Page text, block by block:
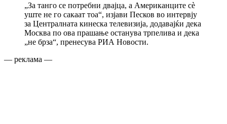
„За танго се потребни двајца, а Американците сè
уште не го сакаат тоа“, изјави Песков во интервју
за Централната кинеска телевизија, додавајќи дека
Москва по ова прашање останува трпелива и дека
„не брза“, пренесува РИА Новости.
— реклама —